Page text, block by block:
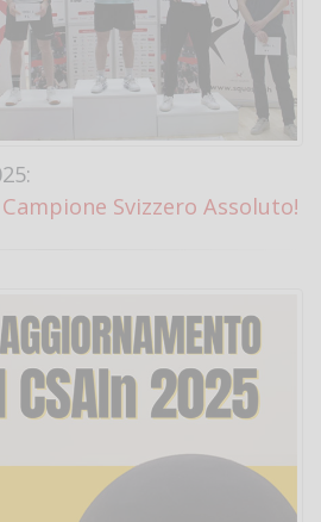
Svizzero Assoluto!